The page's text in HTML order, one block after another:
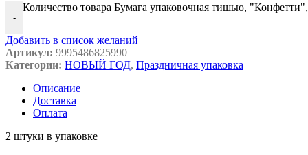
-
Количество товара Бумага упаковочная тишью,
Добавить в список желаний
Артикул: 9995486825990
Категории: НОВЫЙ ГОД, Праздничная упаковка
Описание
Доставка
Оплата
2 штуки в упаковке